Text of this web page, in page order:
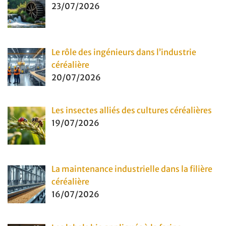
23/07/2026
Le rôle des ingénieurs dans l’industrie
céréalière
20/07/2026
Les insectes alliés des cultures céréalières
19/07/2026
La maintenance industrielle dans la filière
céréalière
16/07/2026